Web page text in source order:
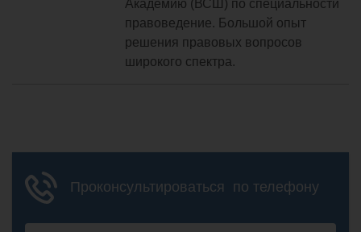
Академию (ВСШ) по специальности
правоведение. Большой опыт
решения правовых вопросов
широкого спектра.